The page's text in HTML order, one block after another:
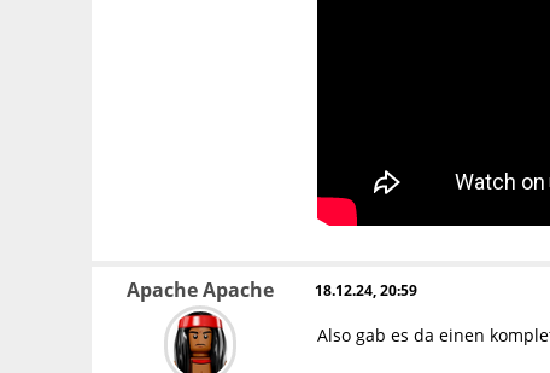
Apache Apache 18.12.24, 20:59
Also gab es da einen